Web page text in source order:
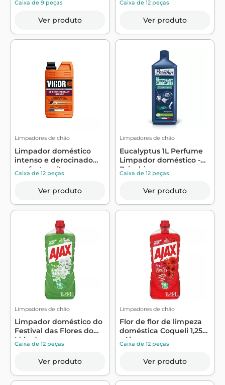
Caixa de 9 peças
Ver produto
Caixa de 12 peças
Ver produto
Limpadores de chão
Limpador doméstico
intenso e derocinado
em frutas cít...
Caixa de 12 peças
Ver produto
Limpadores de chão
Eucalyptus 1L Perfume
Limpador doméstico -
Briochin
Caixa de 12 peças
Ver produto
Limpadores de chão
Limpador doméstico do
Festival das Flores do
Lírio do...
Caixa de 12 peças
Ver produto
Limpadores de chão
Flor de flor de limpeza
doméstica Coqueli 1,25L
- Ajax
Caixa de 12 peças
Ver produto